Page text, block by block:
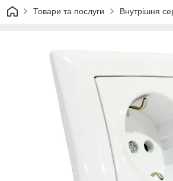
Товари та послуги Внутрішня